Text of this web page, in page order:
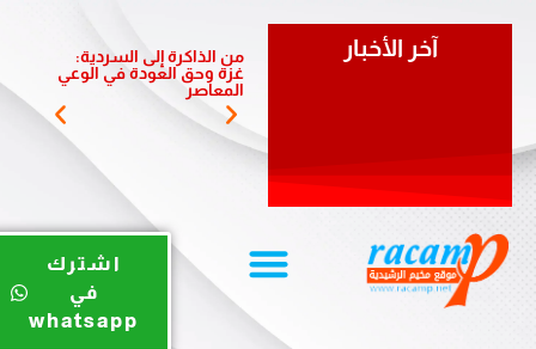
آخر الأخبار
من الذاكرة إلى السردية:
غزة وحق العودة في الوعي
المعاصر
يو
ب
اشترك
في
whatsapp